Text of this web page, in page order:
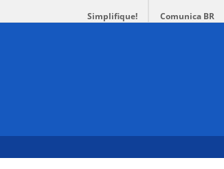
Simplifique! Comunica BR